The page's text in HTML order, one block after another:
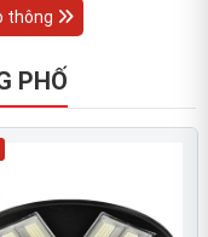
thông
PHỐ